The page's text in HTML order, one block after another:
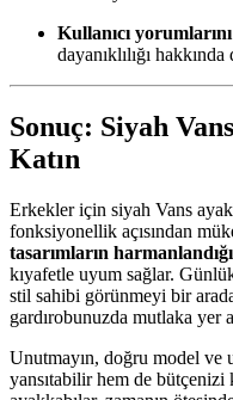
Kullanıcı
dayanıklılığı
Sonuç: Siyah
Katın
Erkekler için siyah Vans
fonksiyonellik açısından
tasarımların
kıyafetle uyum sağlar.
stil sahibi görünmeyi bir
gardırobunuzda mutlaka yer
Unutmayın, doğru model ve
yansıtabilir hem de